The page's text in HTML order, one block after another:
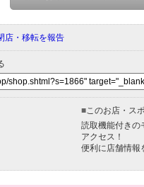
店・移転を報告
■このお店・ス
読取機能付きの
アクセス！
便利に店舗情報